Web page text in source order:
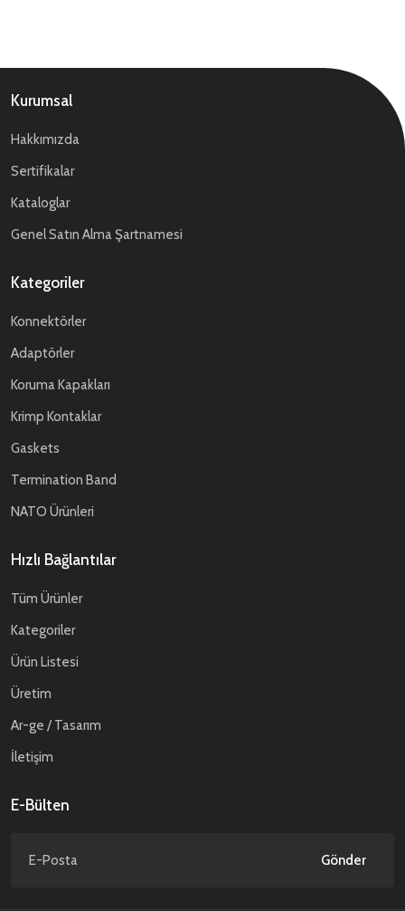
Kurumsal
Hakkımızda
Sertifikalar
Kataloglar
Genel Satın Alma Şartnamesi
Kategoriler
Konnektörler
Adaptörler
Koruma Kapakları
Krimp Kontaklar
Gaskets
Termination Band
NATO Ürünleri
Hızlı Bağlantılar
Tüm Ürünler
Kategoriler
Ürün Listesi
Üretim
Ar-ge / Tasarım
İletişim
E-Bülten
Gönder